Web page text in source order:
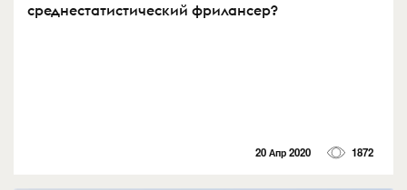
среднестатистический фрилансер?
20 Апр 2020 1872